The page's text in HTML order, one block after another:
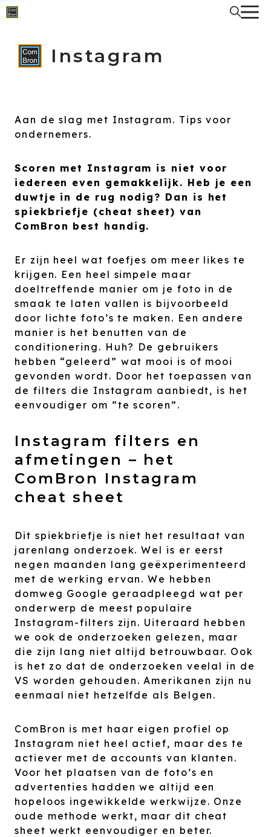
Spring
naar
inhoud
Instagram
Aan de slag met Instagram. Tips voor
ondernemers.
Scoren met Instagram is niet voor
iedereen even gemakkelijk. Heb je een
duwtje in de rug nodig? Dan is het
spiekbriefje (cheat sheet) van
ComBron best handig.
Er zijn heel wat foefjes om meer likes te
krijgen. Een heel simpele maar
doeltreffende manier om je foto in de
smaak te laten vallen is bijvoorbeeld
door lichte foto’s te maken. Een andere
manier is het benutten van de
conditionering. Huh? De gebruikers
hebben “geleerd” wat mooi is of mooi
gevonden wordt. Door het toepassen van
de filters die Instagram aanbiedt, is het
eenvoudiger om “te scoren”.
Instagram filters en
afmetingen – het
ComBron Instagram
cheat sheet
Dit spiekbriefje is niet het resultaat van
jarenlang onderzoek. Wel is er eerst
negen maanden lang geëxperimenteerd
met de werking ervan. We hebben
domweg Google geraadpleegd wat per
onderwerp de meest populaire
Instagram-filters zijn. Uiteraard hebben
we ook de onderzoeken gelezen, maar
die zijn lang niet altijd betrouwbaar. Ook
is het zo dat de onderzoeken veelal in de
VS worden gehouden. Amerikanen zijn nu
eenmaal niet hetzelfde als Belgen.
ComBron is met haar eigen profiel op
Instagram niet heel actief, maar des te
actiever met de accounts van klanten.
Voor het plaatsen van de foto’s en
advertenties hadden we altijd een
hopeloos ingewikkelde werkwijze. Onze
oude methode werkt, maar dit cheat
sheet werkt eenvoudiger en beter.